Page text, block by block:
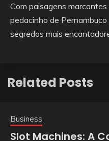
Com paisagens
pedacinho de
segredos mais
Related Posts
Business
Slot Machines: A